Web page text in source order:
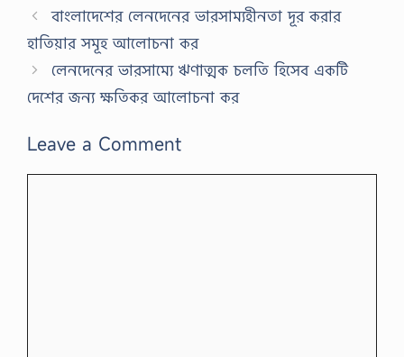
বাংলাদেশের লেনদেনের ভারসাম্যহীনতা দূর করার
হাতিয়ার সমূহ আলোচনা কর
লেনদেনের ভারসাম্যে ঋণাত্মক চলতি হিসেব একটি
দেশের জন্য ক্ষতিকর আলোচনা কর
Leave a Comment